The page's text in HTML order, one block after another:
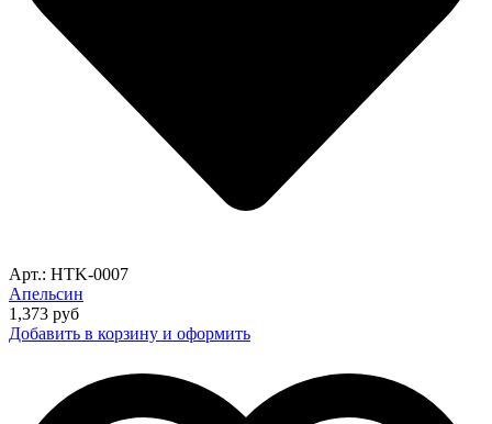
Арт.: HTK-0007
Апельсин
1,373 руб
Добавить в корзину и оформить